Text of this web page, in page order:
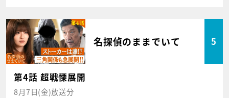
名探偵のままでいて 5
第4話 超戦慄展開
8月7日(金)放送分